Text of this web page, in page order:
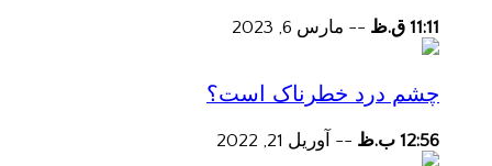
11:11 ق.ظ -- مارس 6, 2023
چشم درد خطرناک است؟
12:56 ب.ظ -- آوریل 21, 2022